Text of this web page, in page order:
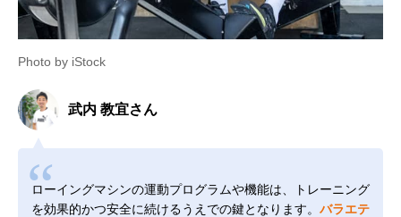
Photo by iStock
武内 教宜さん
ローイングマシンの運動プログラムや機能は、トレーニング
を効果的かつ安全に続けるうえでの鍵となります。 バラエテ